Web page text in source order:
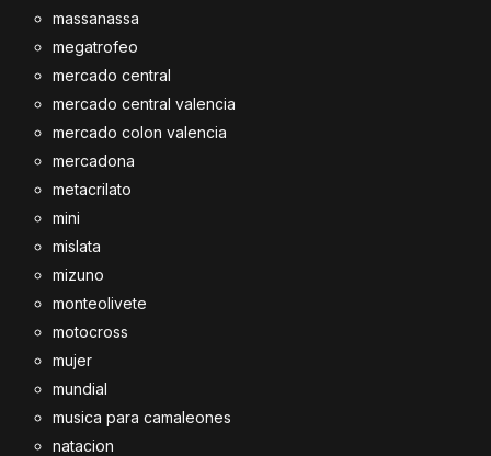
massanassa
megatrofeo
mercado central
mercado central valencia
mercado colon valencia
mercadona
metacrilato
mini
mislata
mizuno
monteolivete
motocross
mujer
mundial
musica para camaleones
natacion